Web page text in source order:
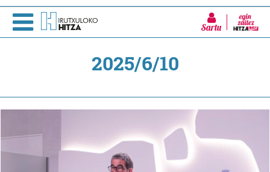
Sartu
2025/6/10